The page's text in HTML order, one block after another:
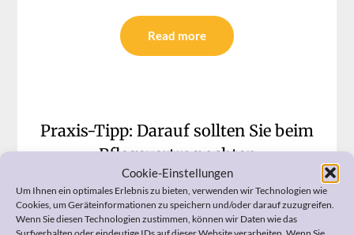
Cookie-Einstellungen
Um Ihnen ein optimales Erlebnis zu bieten, verwenden wir Technologien wie
Cookies, um Geräteinformationen zu speichern und/oder darauf zuzugreifen.
Wenn Sie diesen Technologien zustimmen, können wir Daten wie das
Read more
Praxis-Tipp: Darauf sollten Sie beim
Pflegevertrag achten
Posted on28. August 2017byHeike
Bohnes